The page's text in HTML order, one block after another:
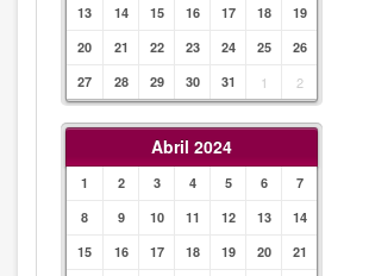
13
14 15 16 17 18
19
20
21 22 23 24 25
26
27
28 29 30 31 1 2
Abril 2024
1 2 3 4 5 6
7
8
9 10 11 12 13
14
15
16 17 18 19 20
21